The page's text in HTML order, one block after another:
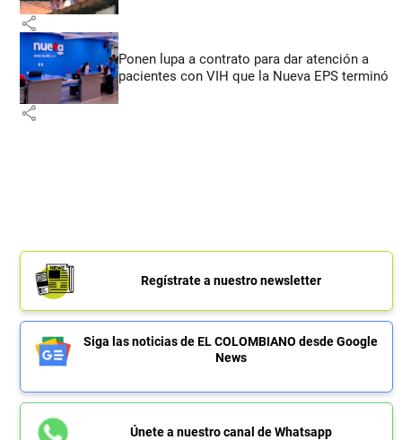
share
Ponen lupa a contrato para dar atención a
pacientes con VIH que la Nueva EPS terminó
share
Regístrate a nuestro newsletter
Siga las noticias de EL COLOMBIANO desde Google
News
Únete a nuestro canal de Whatsapp